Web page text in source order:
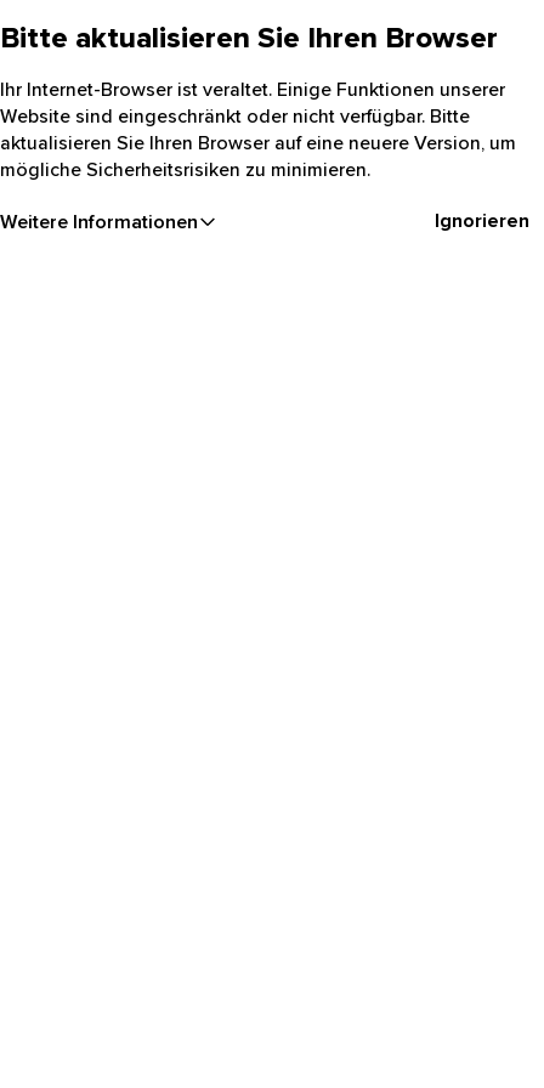
Bitte aktualisieren Sie Ihren Browser
Ihr Internet-Browser ist veraltet. Einige Funktionen unserer
Website sind eingeschränkt oder nicht verfügbar. Bitte
aktualisieren Sie Ihren Browser auf eine neuere Version, um
mögliche Sicherheitsrisiken zu minimieren.
Weitere Informationen Ignorieren